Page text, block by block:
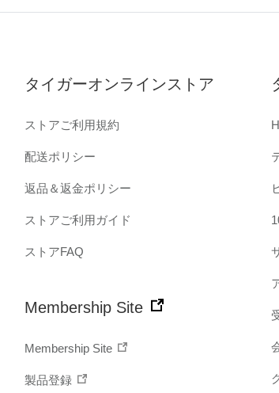
タイガーオンラインストア
ストアご利用規約
配送ポリシー
返品＆返金ポリシー
ストアご利用ガイド
ストアFAQ
Membership Site
Membership Site
製品登録